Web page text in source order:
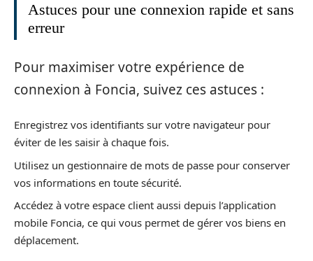
Astuces pour une connexion rapide et sans
erreur
Pour maximiser votre expérience de
connexion à Foncia, suivez ces astuces :
Enregistrez vos identifiants sur votre navigateur pour
éviter de les saisir à chaque fois.
Utilisez un gestionnaire de mots de passe pour conserver
vos informations en toute sécurité.
Accédez à votre espace client aussi depuis l’application
mobile Foncia, ce qui vous permet de gérer vos biens en
déplacement.